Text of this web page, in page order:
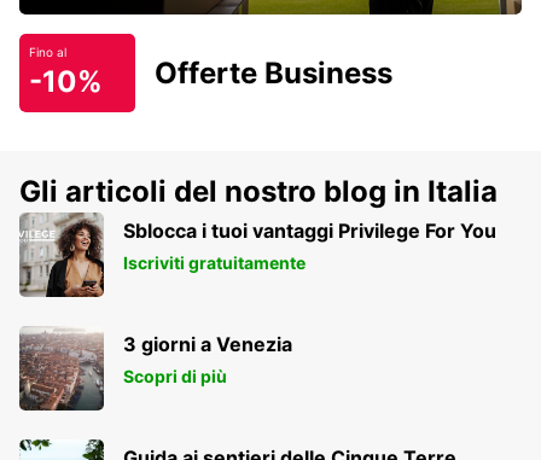
Fino al
-10% Offerte Business
Gli articoli del nostro blog in Italia
Sblocca i tuoi vantaggi Privilege For You
Iscriviti gratuitamente
3 giorni a Venezia
Scopri di più